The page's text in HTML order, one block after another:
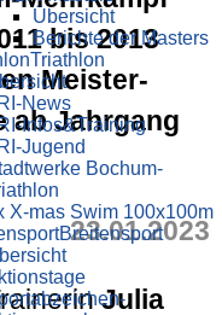
Übersicht
Berichte der Masters
Triathlon
News
Infos&Training
Jugend
Bochum-
X-mas Swim 100x100m
Breiten­sport
bis 2013
Meister­
ab Jahrgang
23.01.2023
Julia